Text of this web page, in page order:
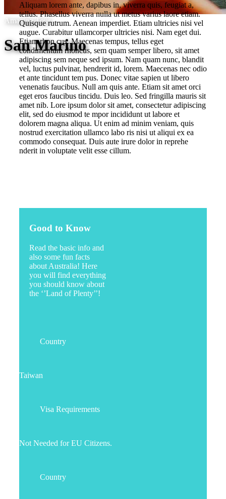
Amazing Tour
San Marino
Aliquam lorem ante, dapibus in, viverra quis, feugiat a,
tellus. Phasellus viverra nulla ut metus varius laore etiam.
Quisque rutrum. Aenean imperdiet. Etiam ultricies nisi vel
augue. Curabitur ullamcorper ultricies nisi. Nam eget dui.
Etiam rhon cus. Maecenas tempus, tellus eget
condimentum rhoncus, sem quam semper libero, sit amet
adipiscing sem neque sed ipsum. Nam quam nunc, blandit
vel, luctus pulvinar, hendrerit id, lorem. Maecenas nec odio
et ante tincidunt tem pus. Donec vitae sapien ut libero
venenatis faucibus. Null am quis ante. Etiam sit amet orci
eget eros faucibus tincidu. Duis leo. Sed fringilla mauris sit
amet nib. Lore ipsum dolor sit amet, consectetur adipiscing
elit, sed do eiusmod te mpor incididunt ut labore et
dolorem magna aliqua. Ut enim ad minim veniam, quis
nostrud exercitation ullamco labo ris nisi ut aliqui ex ea
commodo consequat. Duis aute irure dolor in reprehe
nderit in voluptate velit esse cillum.
Good to Know
Read the basic info and
also some fun facts
about Australia! Here
you will find everything
you should know about
the ‘’Land of Plenty’’!
Country
Taiwan
Visa Requirements
Not Needed for EU Citizens.
Country